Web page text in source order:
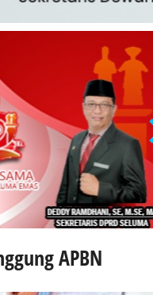
APBN